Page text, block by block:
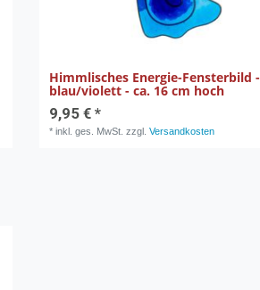
Himmlisches Energie-Fensterbild -
blau/violett - ca. 16 cm hoch
9,95 € *
*inkl. ges. MwSt. zzgl.Versandkosten